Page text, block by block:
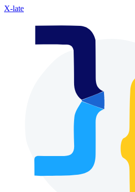
X-late